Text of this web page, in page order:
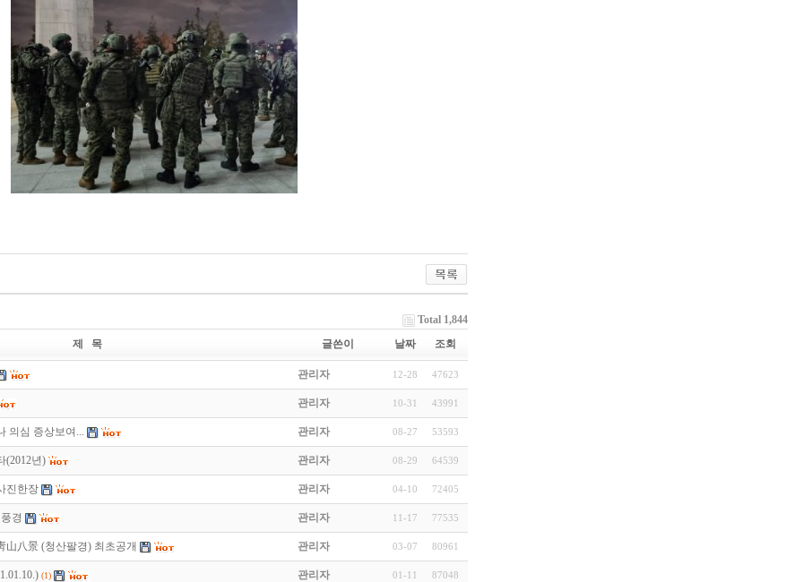
Total 1,844
제 목
글쓴이 날짜 조회
관리자 12-28 47623
관리자 10-31 43991
의심 증상보여... 관리자 08-27 53593
(2012년) 관리자 08-29 64539
진한장 관리자 04-10 72405
경 관리자 11-17 77535
山八景 (청산팔경) 최초공개 관리자 03-07 80961
(1) 관리자 01-11 87048